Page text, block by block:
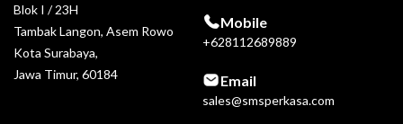
Blok I / 23H
Tambak Langon, Asem Rowo
Kota Surabaya,
Jawa Timur, 60184
Mobile
+628112689889
Email
sales@smsperkasa.com